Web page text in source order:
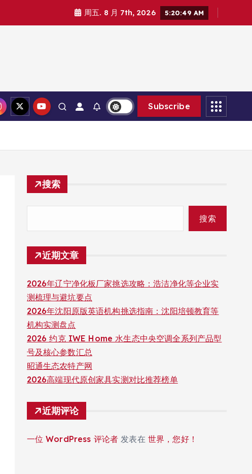
周五. 8 月 7th, 2026 5:20:50 AM
Subscribe
搜索
搜索
近期文章
2026年辽宁净化板厂家挑选攻略：浩洁净化等企业实
测梳理与避坑要点
2026年沈阳原版英语机构挑选指南：沈阳培顿教育等
机构实测盘点
2026 约克 IWE Home 水生态中央空调全系列产品型
号及核心参数汇总
昭通生态农特产网
2026高端现代原创家具实测对比推荐榜单
近期评论
一位 WordPress 评论者 发表在 世界，您好！